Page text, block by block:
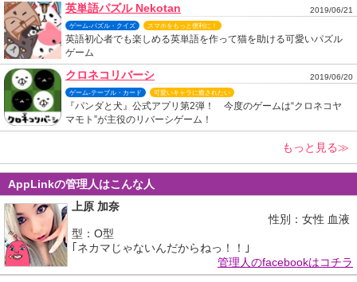
英単語パズル Nekotan 2019/06/21
ゲーム-パズル・クイズ スマホをもっと便利に！
英語初心者でも楽しめる英単語を作って猫を助ける可愛いパズル
ゲーム
クロネコリバーシ 2019/06/20
ゲーム-テーブル・カード 可愛いキャラに癒されたい
『パンダと犬』公式アプリ第2弾！ 今度のゲームは“クロネコヤ
マモト”が主役のリバーシゲーム！
もっと見る≫
AppLinkの管理人はこんな人
上原 加奈
性別：女性 血液
型：O型
｢ネカマじゃないんだからねっ！！｣
管理人のfacebookはコチラ